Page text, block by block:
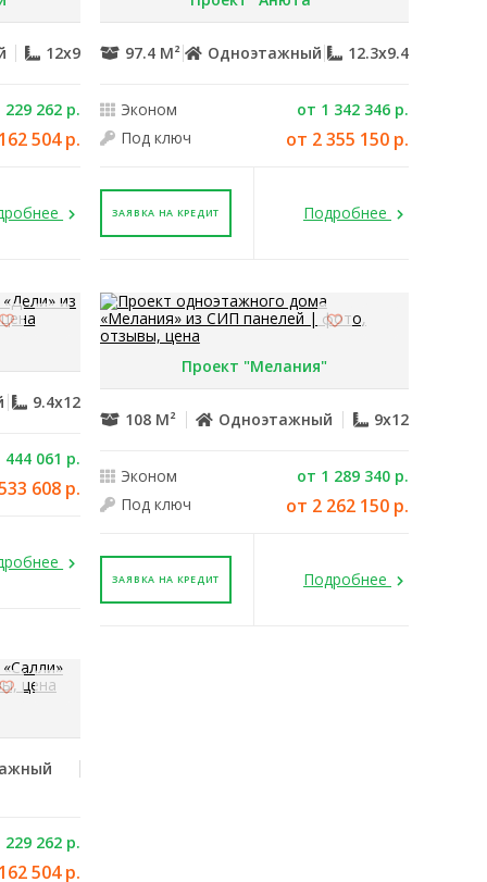
12x9
229 262 р.
504 р.
97.4 М² Одноэтажный 12.3x9.4
Эконом
от 1 342 346 р.
Под ключ
от 2 355 150 р.
ЗАЯВКА НА КРЕДИТ Подробнее
9.4x12
444 061 р.
608 р.
Проект "Мелания"
108 М² Одноэтажный 9x12
Эконом
от 1 289 340 р.
Под ключ
от 2 262 150 р.
ЗАЯВКА НА КРЕДИТ Подробнее
229 262 р.
504 р.